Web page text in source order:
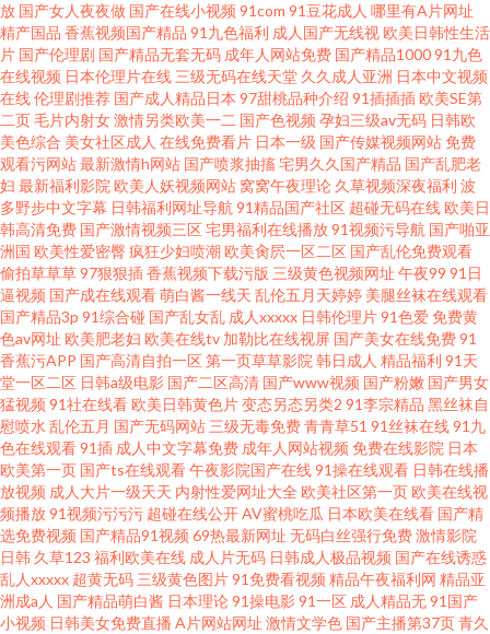
放 国产女人夜夜做 国产在线小视频 91com 91豆花成人 哪里有A片网址
精产国品 香蕉视频国产精品 91九色福利 成人国产无线视 欧美日韩性生活
片 国产伦理剧 国产精品无套无码 成年人网站免费 国产精品100091九色
在线视频 日本伦理片在线三级无码在线天堂 久久成人亚洲 日本中文视频
在线伦理剧推荐 国产成人精品日本 97甜桃品种介绍 91插插插 欧美SE第
二页毛片内射女激情另类欧美一二 国产色视频 孕妇三级av无码 日韩欧
美色综合 美女社区成人 在线免费看片 日本一级 国产传媒视频网站免费
观看污网站最新激情h网站 国产喷浆抽搐宅男久久国产精品 国产乱肥老
妇 最新福利影院 欧美人妖视频网站 窝窝午夜理论 久草视频深夜福利 波
多野步中文字幕 日韩福利网址导航91精品国产社区 超碰无码在线 欧美日
韩高清免费 国产激情视频三区宅男福利在线播放91视频污导航 国产啪亚
洲国 欧美性爱密臀疯狂少妇喷潮 欧美肏屄一区二区 国产乱伦免费观看
偷拍草草草97狠狠插香蕉视频下载污版 三级黄色视频网址 午夜99 91日
逼视频 国产成在线观看萌白酱一线天 乱伦五月天婷婷 美腿丝袜在线观看
国产精品3p 91综合碰 国产乱女乱 成人xxxxx 日韩伦理片91色爱免费黄
色av网址 欧美肥老妇 欧美在线tv 加勒比在线视屏 国产美女在线免费91
香蕉污APP 国产高清自拍一区第一页草草影院韩日成人 精品福利 91天
堂一区二区 日韩a级电影 国产二区高清 国产www视频 国产粉嫩 国产男女
猛视频 91社在线看 欧美日韩黄色片变态另态另类2 91李宗精品 黑丝袜自
慰喷水乱伦五月 国产无码网站三级无毒免费青青草51 91丝袜在线91九
色在线观看91插 成人中文字幕免费 成年人网站视频 免费在线影院 日本
欧美第一页 国产ts在线观看午夜影院国产在线91操在线观看 日韩在线播
放视频 成人大片一级天天 内射性爱网址大全 欧美社区第一页 欧美在线视
频播放91视频污污污 超碰在线公开AV蜜桃吃瓜 日本欧美在线看 国产精
选免费视频 国产精品91视频 69热最新网址 无码白丝强行免费激情影院
日韩 久草123 福利欧美在线 成人片无码 日韩成人极品视频 国产在线诱惑
乱人xxxxx 超黄无码三级黄色图片91免费看视频 精品午夜福利网 精品亚
洲成a人 国产精品萌白酱 日本理论91操电影91一区 成人精品无91国产
小视频 日韩美女免费直播 A片网站网址 激情文学色 国产主播第37页青久